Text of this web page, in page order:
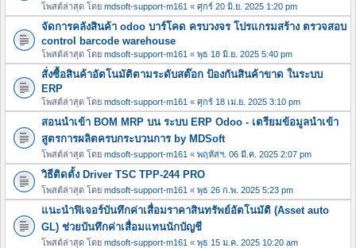
โพสต์ล่าสุด โดย mdsoft-support-m161 « ศุกร์ 20 มิ.ย. 2025 1:20 pm
จัดการคลังสินค้า odoo บาร์โคด ครบวงจร โปรแกรมสร้าง ตรวจสอบ
control barcode warehouse
โพสต์ล่าสุด โดย mdsoft-support-m161 « พุธ 18 มิ.ย. 2025 5:40 pm
สั่งซื้อสินค้าอัตโนมัติตามระดับสต๊อก ป้องกันสินค้าขาด ในระบบ
ERP
โพสต์ล่าสุด โดย mdsoft-support-m161 « ศุกร์ 18 เม.ย. 2025 3:10 pm
สอนนำเข้า BOM MRP บน ระบบ ERP Odoo - เตรียมข้อมูลนำเข้า
สูตรการผลิตครบกระบวนการ by MDSoft
โพสต์ล่าสุด โดย mdsoft-support-m161 « พฤหัสฯ. 06 มี.ค. 2025 2:07 pm
วิธีติดตั้ง Driver TSC TPP-244 PRO
โพสต์ล่าสุด โดย mdsoft-support-m161 « พุธ 26 ก.พ. 2025 5:23 pm
แนะนำฟิเจอร์บันทึกค่าเสื่อมราคาสินทรัพย์อัตโนมัติ (Asset auto
GL) ช่วยบันทึกค่าเสื่อมแทนนักบัญชี
โพสต์ล่าสุด โดย mdsoft-support-m161 « พุธ 15 ม.ค. 2025 10:20 am